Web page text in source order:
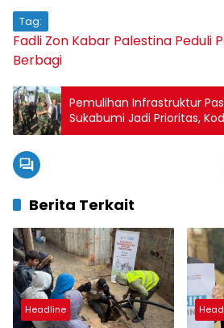
Tag:
Fadli Zon Kabar Palestina Peduli
Berbagi
Pemulihan Infrastruktur
Sukabumi Jadi Prioritas,
Siapkan Dukungan Penuh
Berita Terkait
Headline